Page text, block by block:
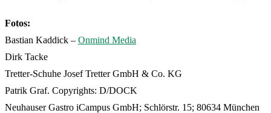
Fotos:
Bastian Kaddick – Onmind Media
Dirk Tacke
Tretter-Schuhe Josef Tretter GmbH & Co. KG
Patrik Graf. Copyrights: D/DOCK
Neuhauser Gastro iCampus GmbH; Schlörstr. 15; 80634 München